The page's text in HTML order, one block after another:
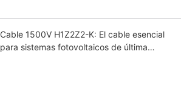
Cable 1500V H1Z2Z2-K: El cable esencial
para sistemas fotovoltaicos de última